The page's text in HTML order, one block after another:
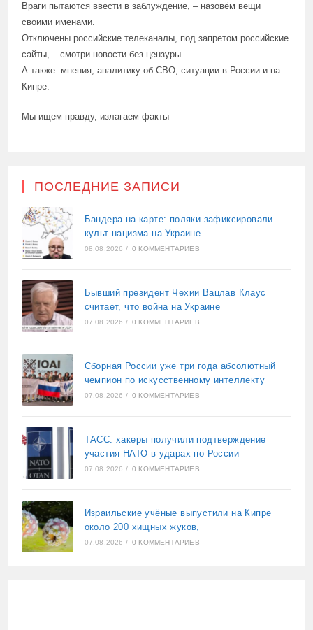
Враги пытаются ввести в заблуждение, – назовём вещи
своими именами.
Отключены российские телеканалы, под запретом российские
сайты, – смотри новости без цензуры.
А также: мнения, аналитику об СВО, ситуации в России и на
Кипре.
Мы ищем правду, излагаем факты
ПОСЛЕДНИЕ ЗАПИСИ
Бандера на карте: поляки зафиксировали
культ нацизма на Украине
08.08.2026 / 0 КОММЕНТАРИЕВ
Бывший президент Чехии Вацлав Клаус
считает, что война на Украине
07.08.2026 / 0 КОММЕНТАРИЕВ
Сборная России уже три года абсолютный
чемпион по искусственному интеллекту
07.08.2026 / 0 КОММЕНТАРИЕВ
ТАСС: хакеры получили подтверждение
участия НАТО в ударах по России
07.08.2026 / 0 КОММЕНТАРИЕВ
Израильские учёные выпустили на Кипре
около 200 хищных жуков,
07.08.2026 / 0 КОММЕНТАРИЕВ